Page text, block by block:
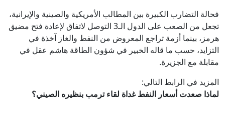
فحالة التضارب الكبيرة بين المطالب الأمريكية والصينية والإيرانية،
تجعل من الصعب على الدول الـ3 التوصل لاتفاق لإعادة فتح مضيق
هرمز، بينما أزمة تراجع المعروض من النفط والغاز آخذة في
التزايد، حسب ما قاله الخبير في شؤون الطاقة هاشم عقل في
مقابلة مع الجزيرة.
المزيد في الرابط التالي:
لماذا صعدت أسعار النفط غداة لقاء ترمب بنظيره الصيني؟